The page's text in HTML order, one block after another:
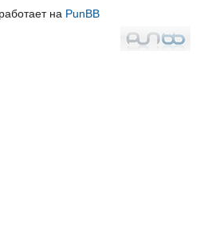
на PunBB